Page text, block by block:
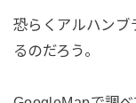
恐らくアルハンブ
るのだろう。